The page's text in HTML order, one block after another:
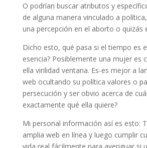
O podrían buscar atributos y
de alguna manera vinculado a
una percepción en el aborto o quizás
Dicho esto, qué pasa si el tiempo es
esencia? Posiblemente una mujer es
ella virilidad ventana. Es-es mejor a
web ocultando su política valores o
persecución y ser obvio acerca de
exactamente qué ella quiere?
Mi personal información así es esto:
amplia web en línea y luego cumplir